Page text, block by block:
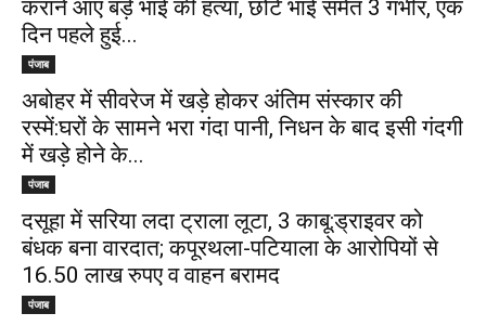
कराने आए बड़े भाई की हत्या, छोटे भाई समेत 3 गंभीर, एक
दिन पहले हुई...
पंजाब
अबोहर में सीवरेज में खड़े होकर अंतिम संस्कार की
रस्में:घरों के सामने भरा गंदा पानी, निधन के बाद इसी गंदगी
में खड़े होने के...
पंजाब
दसूहा में सरिया लदा ट्राला लूटा, 3 काबू:ड्राइवर को
बंधक बना वारदात; कपूरथला-पटियाला के आरोपियों से
16.50 लाख रुपए व वाहन बरामद
पंजाब